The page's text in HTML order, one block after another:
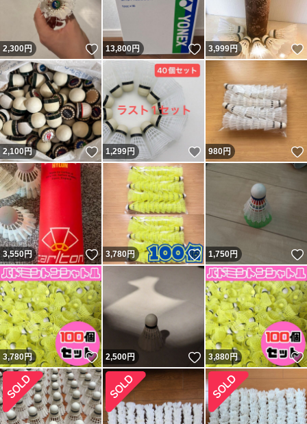
2,300円 いいね！
13,800円 いいね！
3,999円
2,100円 いいね！
1,299円 いいね！
980円
3,550円 いいね！
3,780円 いいね！
1,750円
3,780円 いいね！
2,500円 いいね！
3,880円